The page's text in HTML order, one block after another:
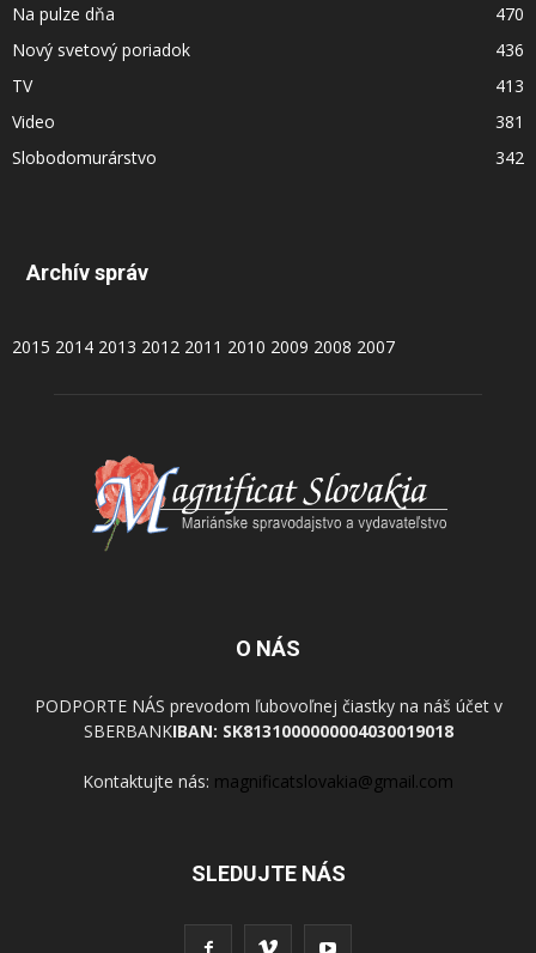
Na pulze dňa
470
Nový svetový poriadok
436
TV
413
Video
381
Slobodomurárstvo
342
Archív správ
2015 2014 2013 2012 2011 2010 2009 2008 2007
O NÁS
PODPORTE NÁS prevodom ľubovoľnej čiastky na náš účet v
SBERBANKIBAN: SK8131000000004030019018
Kontaktujte nás: magnificatslovakia@gmail.com
SLEDUJTE NÁS